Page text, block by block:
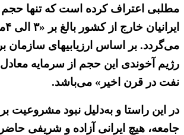
مطلبی اعتراف کرده است که تنها
می‌گردد. بر اساس ارزیابیهای سازمان
نفت در قرن اخیر» می‌باشد.
در این راستا و به‌دلیل نبود مشروعیت
جامعه، هیچ ایرانی آزاده و شریفی